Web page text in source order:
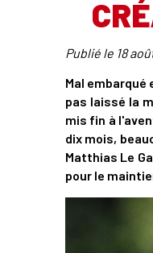
Publié le 18
Mal embarqué
pas laissé la
mis fin à
dix mois,
Matthias Le
pour le